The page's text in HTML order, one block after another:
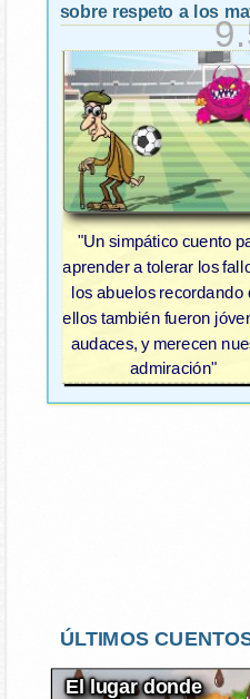
sobre respeto a los
"Un simpático cuento
aprender a tolerar los
los abuelos recordando
ellos también fueron
audaces, y merecen
admiración"
ÚLTIMOS
El lugar donde